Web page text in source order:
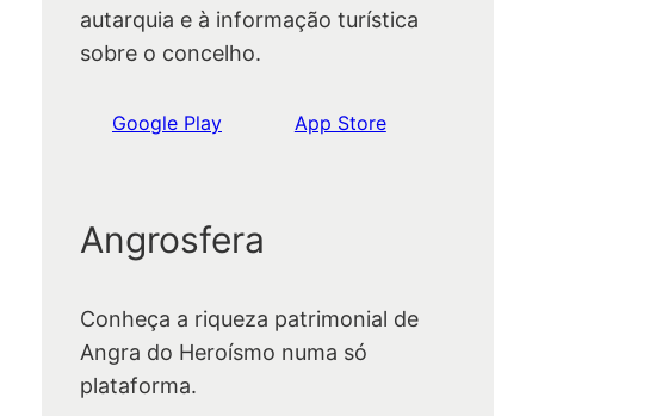
autarquia e à informação turística
sobre o concelho.
Google Play App Store
Angrosfera
Conheça a riqueza patrimonial de
Angra do Heroísmo numa só
plataforma.